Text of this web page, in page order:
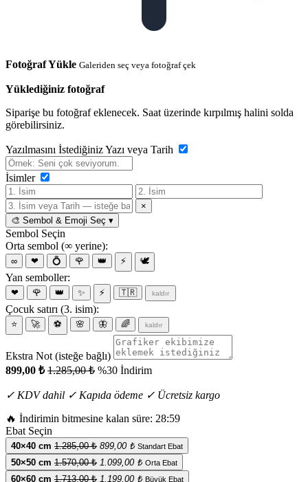
Fotoğraf Yükle Galeriden seç veya fotoğraf çek
Yüklediğiniz fotoğraf
Siparişe bu fotoğraf eklenecek. Saat üzerinde kırpılmış halini solda
görebilirsiniz.
Yazılmasını İstediğiniz Yazı veya Tarih
İsimler
×
🎨 Sembol & Emoji Seç ▾
Sembol Seçin
Orta sembol (∞ yerine):
∞ ❤ 💍 🌹 👑 ⚡ 🕊️
Yan semboller:
❤ 🌹 👑 ✨ ⚡ 🇹🇷 kaldır
Çocuk satırı (3. isim):
⭐ 🚀 ⚽ 🌸 🦋 🌈 kaldır
Ekstra Not (isteğe bağlı)
899,00 ₺ 1.285,00 ₺ %30 İndirim
✓ KDV dahil ✓ Kapıda ödeme ✓ Ücretsiz kargo
🔥 İndirimin bitmesine kalan süre: 28:59
Ebat Seçin
40×40 cm 1.285,00 ₺ 899,00 ₺ Standart Ebat
50×50 cm 1.570,00 ₺ 1.099,00 ₺ Orta Ebat
60×60 cm 1.713,00 ₺ 1.199,00 ₺ Büyük Ebat